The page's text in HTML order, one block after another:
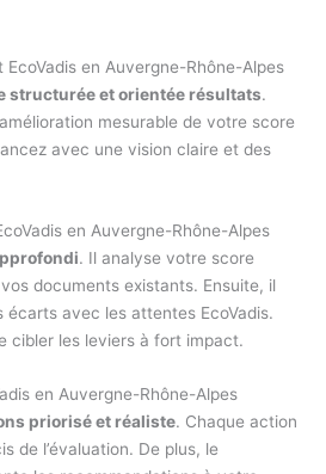
en Auvergne-Rhône-Alpes
structurée et orientée résultats.
mesurable de votre score
avec une vision claire et des
en Auvergne-Rhône-Alpes
. Il analyse votre score
documents existants. Ensuite, il
écarts avec les attentes EcoVadis.
cibler les leviers à fort impact.
en Auvergne-Rhône-Alpes
priorisé et réaliste. Chaque action
de l’évaluation. De plus, le